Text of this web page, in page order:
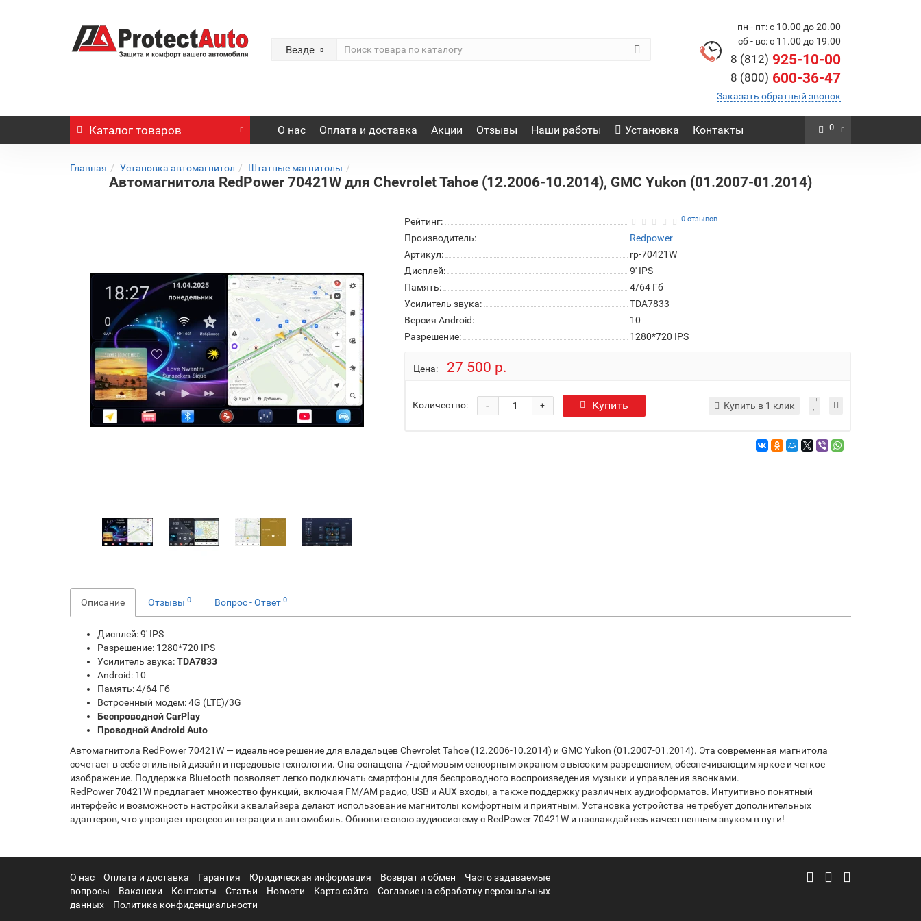
Везде
пн - пт: с 10.00 до 20.00
сб - вс: с 11.00 до 19.00
8 (812) 925-10-00
8 (800) 600-36-47
Заказать обратный звонок
Каталог товаров О нас Оплата и доставка Акции Отзывы Наши работы Установка Контакты 0
Главная Установка автомагнитол Штатные магнитолы
Автомагнитола RedPower 70421W для Chevrolet Tahoe (12.2006-10.2014), GMC Yukon (01.2007-01.2014)
Рейтинг: 0 отзывов
Производитель:
Redpower
Артикул:
rp-70421W
Дисплей:
9' IPS
Память:
4/64 Гб
Усилитель звука:
TDA7833
Версия Android:
10
Разрешение:
1280*720 IPS
Цена: 27 500 р.
Количество: +
- Купить Купить в 1 клик
Описание Отзывы 0 Вопрос - Ответ 0
Дисплей: 9' IPS
Разрешение: 1280*720 IPS
Усилитель звука:TDA7833
Android: 10
Память: 4/64 Гб
Встроенный модем: 4G (LTE)/3G
Беспроводной CarPlay
Проводной Android Auto
Автомагнитола RedPower 70421W — идеальное решение для владельцев Chevrolet Tahoe (12.2006-10.2014) и GMC Yukon (01.2007-01.2014). Эта современная магнитола
сочетает в себе стильный дизайн и передовые технологии. Она оснащена 7-дюймовым сенсорным экраном с высоким разрешением, обеспечивающим яркое и четкое
изображение. Поддержка Bluetooth позволяет легко подключать смартфоны для беспроводного воспроизведения музыки и управления звонками.
RedPower 70421W предлагает множество функций, включая FM/AM радио, USB и AUX входы, а также поддержку различных аудиоформатов. Интуитивно понятный
интерфейс и возможность настройки эквалайзера делают использование магнитолы комфортным и приятным. Установка устройства не требует дополнительных
адаптеров, что упрощает процесс интеграции в автомобиль. Обновите свою аудиосистему с RedPower 70421W и наслаждайтесь качественным звуком в пути!
О нас Оплата и доставка Гарантия Юридическая информация Возврат и обмен
Часто задаваемые
вопросы
Вакансии Контакты Статьи Новости Карта сайта
Согласие на обработку персональных
данных
Политика конфиденциальности